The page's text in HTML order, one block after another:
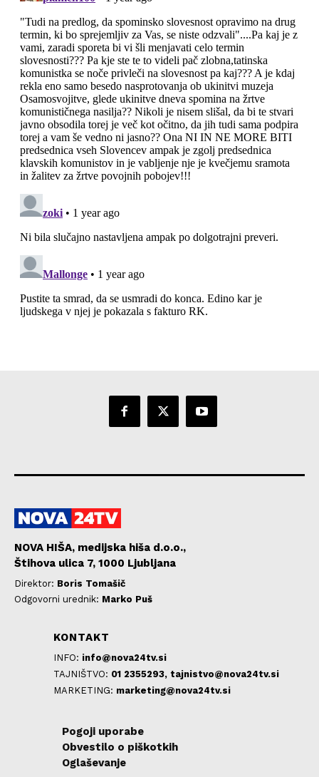
NOVA HIŠA, medijska hiša d.o.o.,
Štihova ulica 7, 1000 Ljubljana
Direktor: Boris Tomašič
Odgovorni urednik: Marko Puš
KONTAKT
INFO: info@nova24tv.si
TAJNIŠTVO: 01 2355293, tajnistvo@nova24tv.si
MARKETING: marketing@nova24tv.si
Pogoji uporabe
Obvestilo o piškotkih
Oglaševanje